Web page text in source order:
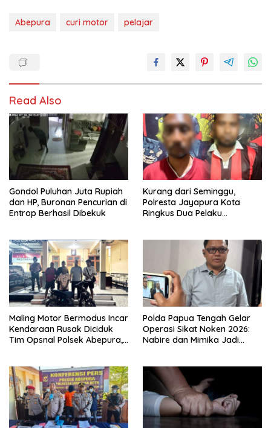
Abepura curi motor pelajar
Read Also
Gondol Puluhan Juta Rupiah
dan HP, Buronan Pencurian di
Entrop Berhasil Dibekuk
Kurang dari Seminggu,
Polresta Jayapura Kota
Ringkus Dua Pelaku
Maling Motor Bermodus Incar
Kendaraan Rusak Diciduk
Tim Opsnal Polsek Abepura,
Polda Papua Tengah Gelar
Operasi Sikat Noken 2026:
Nabire dan Mimika Jadi